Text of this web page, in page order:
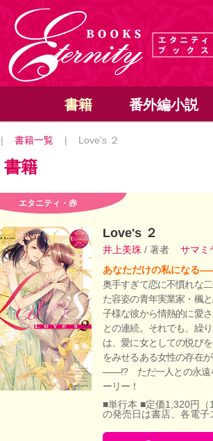
書籍 番外編小説
| 書籍一覧 | Love's ２
書籍
エタニティ・赤
Love's ２
井上美珠 / 著者 サマミ
あなただけの私になる
奥手すぎて恋に不慣れな
た容姿の青年実業家・楓
子様な彼から情熱的に愛
との連続。それでも、繰
は、愛に女としての悦び
をみせるある女性の存在
――!? ただ一人との永遠
ーリー！
■単行本 ■定価1,320円
の発売日は書店、各電子